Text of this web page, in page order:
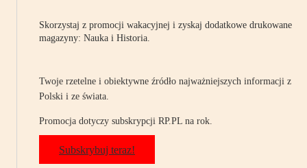
Skorzystaj z promocji wakacyjnej i zyskaj dodatkowe drukowane
magazyny: Nauka i Historia.
Twoje rzetelne i obiektywne źródło najważniejszych informacji z
Polski i ze świata.
Promocja dotyczy subskrypcji RP.PL na rok.
Subskrybuj teraz!